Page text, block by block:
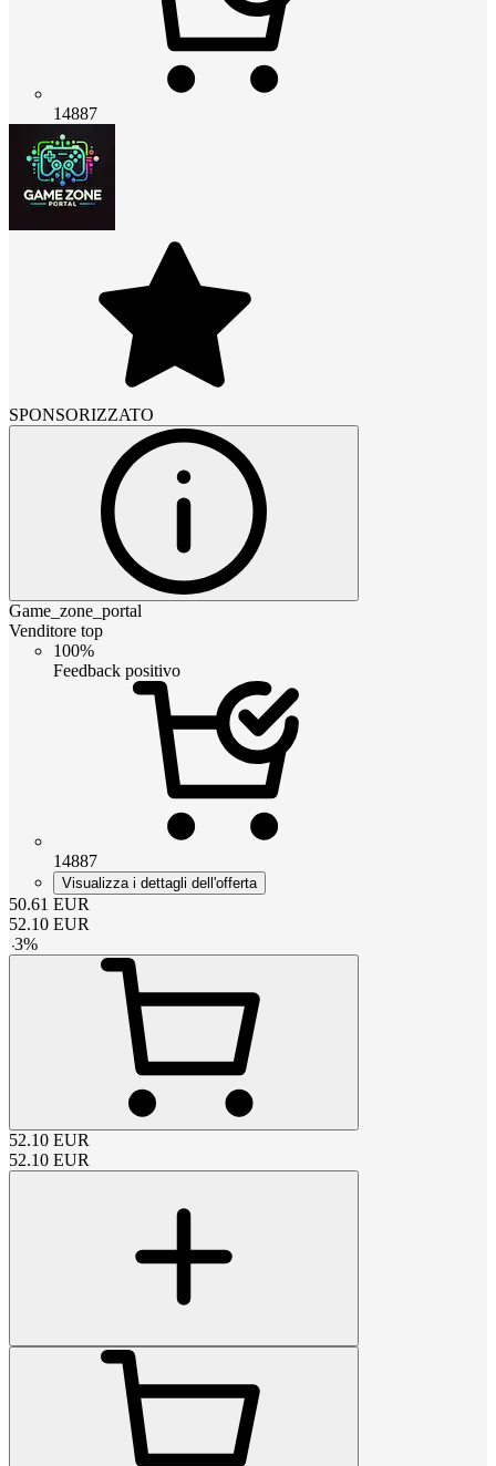
14887
SPONSORIZZATO
Game_zone_portal
Venditore top
100%
Feedback positivo
14887
Visualizza i dettagli dell'offerta
50.61 EUR
52.10 EUR
-3%
52.10 EUR
52.10 EUR